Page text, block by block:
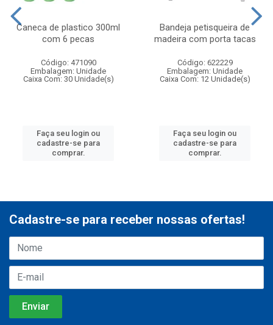
Caneca de plastico 300ml
com 6 pecas
Código: 471090
Embalagem: Unidade
Caixa Com: 30 Unidade(s)
Faça seu login ou
cadastre-se para
comprar.
Bandeja petisqueira de
madeira com porta tacas
Código: 622229
Embalagem: Unidade
Caixa Com: 12 Unidade(s)
Faça seu login ou
cadastre-se para
comprar.
Cadastre-se para receber nossas ofertas!